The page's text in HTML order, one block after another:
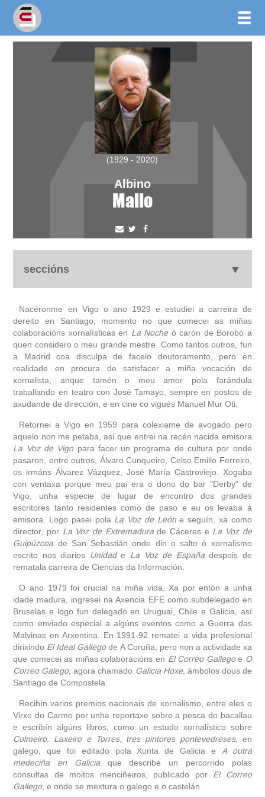
(1929 - 2020)
Albino
Mallo
seccións
autobiografía
obra
fototeca
videoteca
outros docs
Nacéronme en Vigo o ano 1929 e estudiei a carreira de
dereito en Santiago, momento no que comecei as miñas
colaboracións xornalísticas en La Nocheó carón de Borobó a
quen considero o meu grande mestre. Como tantos outros, fun
a Madrid coa disculpa de facelo doutoramento, pero en
realidade en procura de satisfacer a miña vocación de
xornalista, anque tamén o meu amor pola farándula
traballando en teatro con José Tamayo, sempre en postos de
axudande de dirección, e en cine co vigués Manuel Mur Oti.
Retornei a Vigo en 1959 para colexiame de avogado pero
aquelo non me petaba, así que entrei na recén nacida emisora
La Voz de Vigopara facer un programa de cultura por onde
pasaron, entre outros, Álvaro Cunqueiro, Celso Emilio Ferreiro,
os irmáns Álvarez Vázquez, José María Castroviejo. Xogaba
con ventaxa porque meu pai era o dono do bar "Derby" de
Vigo, unha especie de lugar de encontro dos grandes
escritores tanto residentes como de paso e eu os levaba á
emisora. Logo pasei pola La Voz de Leóne seguín, xa como
director, por La Voz de Extremadurade Cáceres e La Voz de
Guipúzcoa de San Sebastián onde din o salto ó xornalismo
escrito nos diarios
Unidade La Voz de Españadespois de
rematala carreira de Ciencias da Información.
O ano 1979 foi crucial na miña vida. Xa por entón a unha
idade madura, ingresei na Axencia EFE como subdelegado en
Bruselas e logo fun delegado en Uruguai, Chile e Galicia, así
como enviado especial a algúns eventos como a Guerra das
Malvinas en Arxentina. En 1991-92 rematei a vida profesional
dirixindo El Ideal Gallegode A Coruña, pero non a actividade xa
que comecei as miñas colaboracións en El Correo Gallegoe O
Correo Galego, agora chamado Galicia Hoxe, ámbolos dous de
Santiago de Compostela.
Recibín varios premios nacionais de xornalismo, entre eles o
Virxe do Carmo por unha reportaxe sobre a pesca do bacallau
e escribín algúns libros, como un estudo xornalístico sobre
Colmeiro, Laxeiro e Torres, tres pintores pontevedreses, en
galego, que foi editado pola Xunta de Galicia e A outra
medeciña en Galiciaque describe un percorrido polas
consultas de moitos menciñeiros, publicado por El Correo
Gallego, e onde se mextura o galego e o castelán.